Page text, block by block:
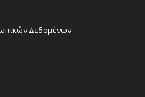
Δεδομένων